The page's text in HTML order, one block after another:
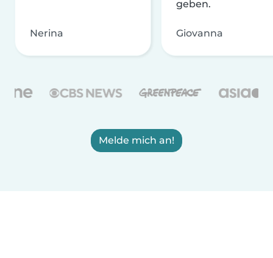
Nerina
geben.
Giovanna
Melde mich an!